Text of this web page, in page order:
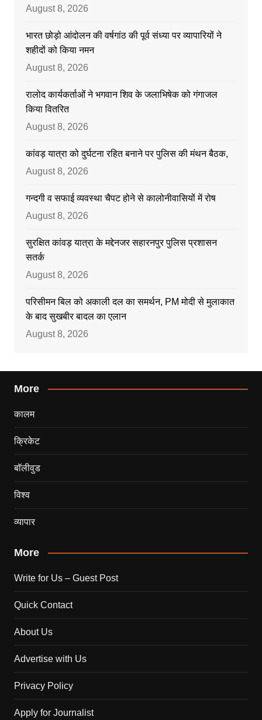
August 8, 2026
भारत छोड़ो आंदोलन की वर्षगांठ की पूर्व संध्या पर व्यापारियों ने
शहीदों को किया नमन
August 8, 2026
रालोद कार्यकर्ताओं ने भगवान शिव के जलाभिषेक को गंगाजल
किया वितरित
August 8, 2026
कांवड़ यात्रा को दुर्घटना रहित बनाने पर पुलिस की मंथन बैठक,
August 8, 2026
गन्दगी व सफाई व्यवस्था चैपट होने से कालोनीवासियों में रोष
August 8, 2026
सुरक्षित कांवड़ यात्रा के मद्देनजर सहारनपुर पुलिस प्रशासन
सतर्क
August 8, 2026
परिसीमन बिल को अकाली दल का समर्थन, PM मोदी से मुलाकात
के बाद सुखबीर बादल का एलान
August 8, 2026
More
कालम
क्रिकेट
बॉलीवुड
विश्व
व्यापार
More
Write for Us – Guest Post
Quick Contact
About Us
Advertise with Us
Privacy Policy
Apply for Journalist